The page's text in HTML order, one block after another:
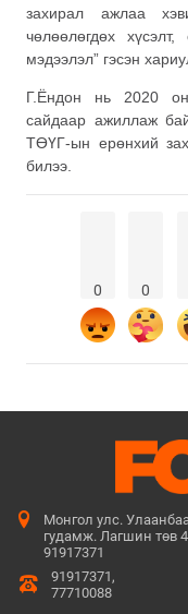
захирал ажлаа
чөлөөлөгдөх
мэдээлэл” гэсэн
Г.Ёндон нь 2020
сайдаар ажиллаж
ТӨҮГ-ын ерөнхий
билээ.
0 0
Монгол улс.
гудамж. Лагшин төв
91917371
91917371,
77710088